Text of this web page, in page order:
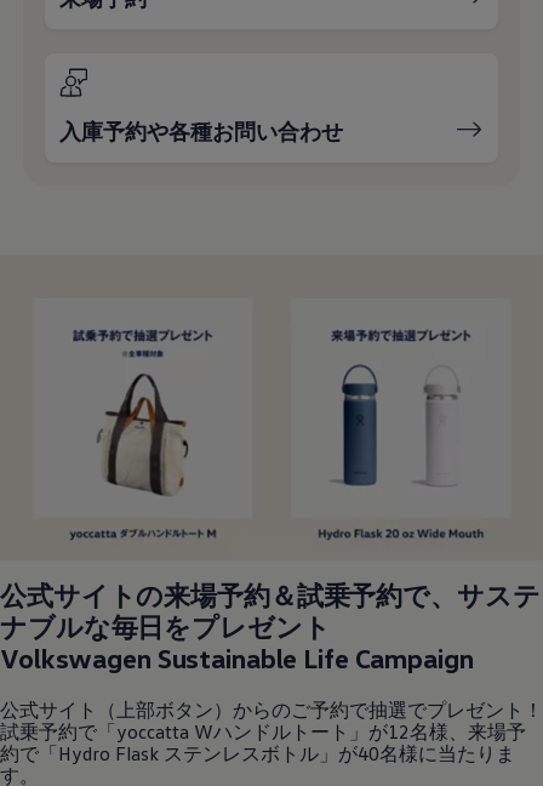
入庫予約や各種お問い合わせ
公式サイトの来場予約＆試乗予約で、サステ
ナブルな毎日をプレゼント
Volkswagen Sustainable Life Campaign
公式サイト（上部ボタン）からのご予約で抽選でプレゼント！
試乗予約で「yoccatta Wハンドルトート」が12名様、来場予
約で「Hydro Flask ステンレスボトル」が40名様に当たりま
す。